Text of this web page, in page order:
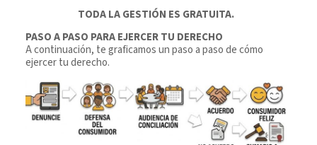
TODA LA GESTIÓN ES GRATUITA.
PASO A PASO PARA EJERCER TU DERECHO
A continuación, te graficamos un paso a paso de cómo
ejercer tu derecho.